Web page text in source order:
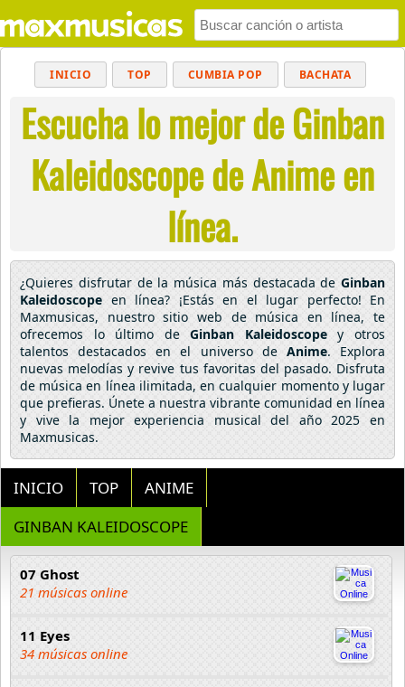
INICIO TOP CUMBIA POP BACHATA
MUSICA CRISTIANA REGGAETON
BALADAS ALTERNATIVO ELECTRÓNICA
CUMBIAS
Escucha lo mejor de Ginban
Kaleidoscope de Anime en
línea.
¿Quieres disfrutar de la música más destacada de Ginban
Kaleidoscope en línea? ¡Estás en el lugar perfecto! En
Maxmusicas, nuestro sitio web de música en línea, te
ofrecemos lo último deGinban Kaleidoscopey otros
talentos destacados en el universo de Anime. Explora
nuevas melodías y revive tus favoritas del pasado. Disfruta
de música en línea ilimitada, en cualquier momento y lugar
que prefieras. Únete a nuestra vibrante comunidad en línea
y vive la mejor experiencia musical del año 2025 en
Maxmusicas.
INICIO TOP
ANIME
GINBAN KALEIDOSCOPE
07 Ghost
21 músicas online
11 Eyes
34 músicas online